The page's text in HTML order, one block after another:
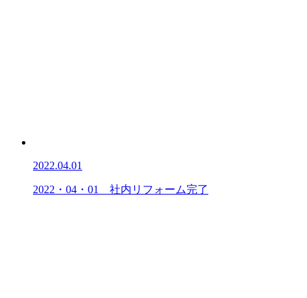
2022.04.01
2022・04・01 社内リフォーム完了